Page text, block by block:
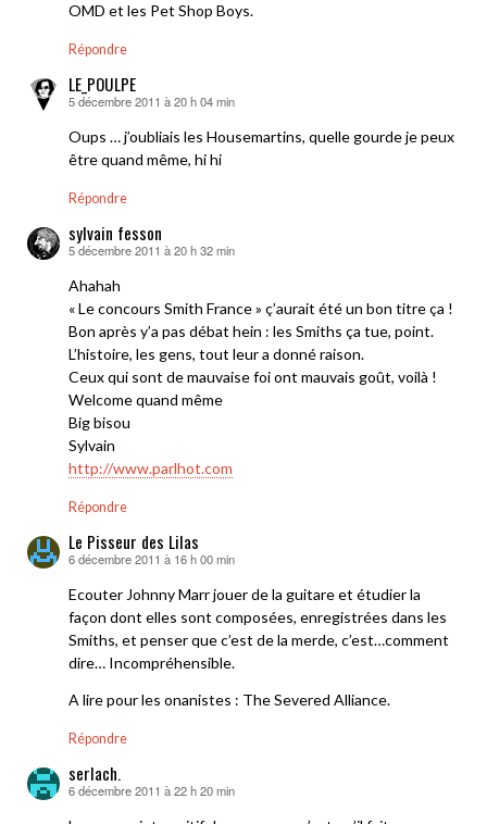
OMD et les Pet Shop Boys.
Répondre
LE_POULPE
dit :
5 décembre 2011 à 20 h 04 min
Oups … j’oubliais les Housemartins, quelle gourde je peux
être quand même, hi hi
Répondre
sylvain fesson
dit :
5 décembre 2011 à 20 h 32 min
Ahahah
« Le concours Smith France » ç’aurait été un bon titre ça !
Bon après y’a pas débat hein : les Smiths ça tue, point.
L’histoire, les gens, tout leur a donné raison.
Ceux qui sont de mauvaise foi ont mauvais goût, voilà !
Welcome quand même
Big bisou
Sylvain
http://www.parlhot.com
Répondre
Le Pisseur des Lilas
dit :
6 décembre 2011 à 16 h 00 min
Ecouter Johnny Marr jouer de la guitare et étudier la
façon dont elles sont composées, enregistrées dans les
Smiths, et penser que c’est de la merde, c’est…comment
dire… Incompréhensible.
A lire pour les onanistes : The Severed Alliance.
Répondre
serlach.
dit :
6 décembre 2011 à 22 h 20 min